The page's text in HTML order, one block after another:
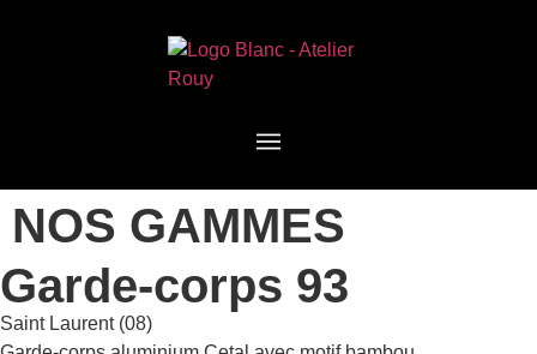
NOS GAMMES
Garde-corps 93
Saint Laurent (08)